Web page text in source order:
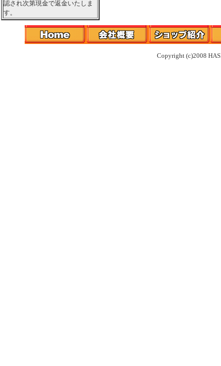
認され次第現金で返金いたしま
す。
Copyright (c)2008